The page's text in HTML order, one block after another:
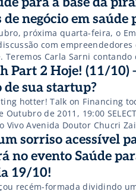
com a Intermédica nos
negócio em saúde
próxima quarta-feira, o
discussão com
Teremos Carla Sarni
tendo como público
Watari, que atende pacientes
Part 2 Hoje! (11/10)
sua startup?
hotter! Talk on Financing
de 2011, 19:00
Vivo Avenida Doutor Chucri
BY: BRAZIL INNOVATORS,
mistakes from
sorriso acessível
no evento Saúde
19/10!
recém-formada dividindo